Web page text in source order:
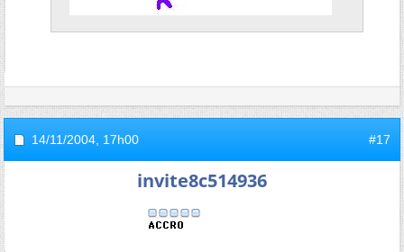
14/11/2004, 17h00 #17
invite8c514936